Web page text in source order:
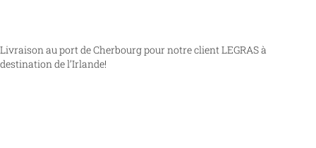
Livraison au port de Cherbourg pour notre client LEGRAS à
destination de l’Irlande!